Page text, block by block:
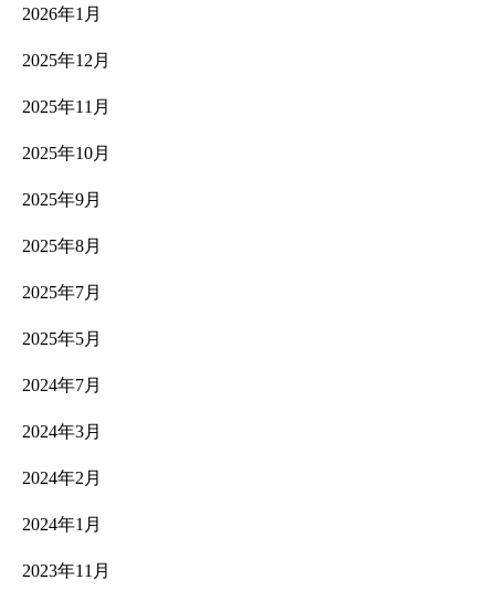
2026年1月
2025年12月
2025年11月
2025年10月
2025年9月
2025年8月
2025年7月
2025年5月
2024年7月
2024年3月
2024年2月
2024年1月
2023年11月